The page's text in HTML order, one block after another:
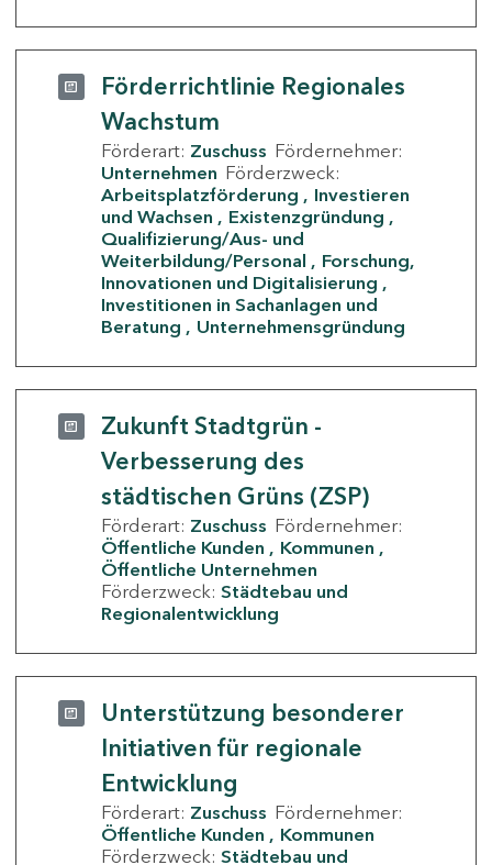
Förderrichtlinie Regionales
Wachstum
Förderart: Zuschuss Fördernehmer:
Unternehmen Förderzweck:
Arbeitsplatzförderung
Investieren
und Wachsen
Existenzgründung
Qualifizierung/Aus- und
Weiterbildung/Personal
Forschung,
Innovationen und Digitalisierung
Investitionen in Sachanlagen und
Beratung
Unternehmensgründung
Zukunft Stadtgrün -
Verbesserung des
städtischen Grüns (ZSP)
Förderart: Zuschuss Fördernehmer:
Öffentliche Kunden
Kommunen
Öffentliche Unternehmen
Förderzweck: Städtebau und
Regionalentwicklung
Unterstützung besonderer
Initiativen für regionale
Entwicklung
Förderart: Zuschuss Fördernehmer:
Öffentliche Kunden
Kommunen
Förderzweck: Städtebau und